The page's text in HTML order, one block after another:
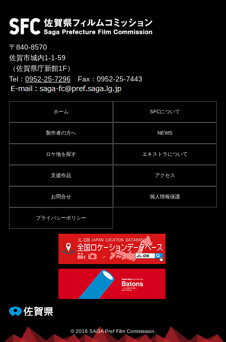
〒840-8570
佐賀市城内1-1-59
（佐賀県庁新館1F）
Tel： 0952-25-7296Fax：0952-25-7443
ホーム SFCについて
製作者の方へ NEWS
ロケ地を探す エキストラについて
支援作品 アクセス
お問合せ 個人情報保護
プライバシーポリシー
© 2018 SAGA Pref Film Commission.